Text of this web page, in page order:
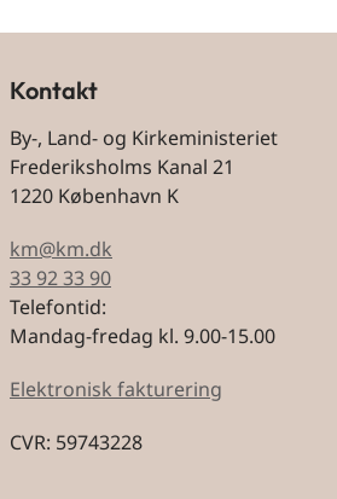
Kontakt
By-, Land- og Kirkeministeriet
Frederiksholms Kanal 21
1220 København K
km@km.dk
33 92 33 90
Telefontid:
Mandag-fredag kl. 9.00-15.00
Elektronisk fakturering
CVR: 59743228